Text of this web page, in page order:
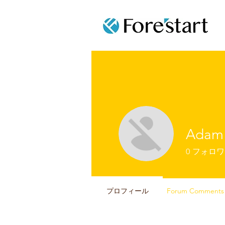
0 フォロ
プロフィール Forum Comments